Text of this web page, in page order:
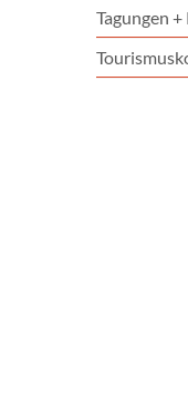
Tagungen